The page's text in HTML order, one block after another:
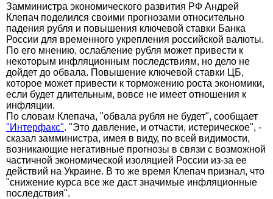
Замминистра экономического развития РФ Андрей
Клепач поделился своими прогнозами относительно
падения рубля и повышения ключевой ставки Банка
России для временного укрепления российской валюты.
По его мнению, ослабление рубля может привести к
некоторым инфляционным последствиям, но дело не
дойдет до обвала. Повышение ключевой ставки ЦБ,
которое может привести к торможению роста экономики,
если будет длительным, вовсе не имеет отношения к
инфляции.
По словам Клепача, "обвала рубля не будет", сообщает
"Интерфакс". "Это давление, и отчасти, истерическое", -
сказал замминистра, имея в виду, по всей видимости,
возникающие негативные прогнозы в связи с возможной
частичной экономической изоляцией России из-за ее
действий на Украине. В то же время Клепач признал, что
"снижение курса все же даст значимые инфляционные
последствия".